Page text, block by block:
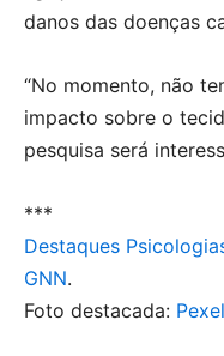
danos das doenças
“No momento, não
impacto sobre o
pesquisa será
***
Destaques
GNN.
Foto destacada: